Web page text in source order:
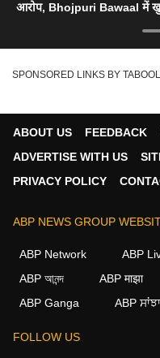
आरोप, Bhojpuri Bawaal में
SPONSORED LINKS BY
ABOUT US FEEDBACK
ADVERTISE WITH US
PRIVACY POLICY
ABP NEWS GROUP
ABP Network ABP
ABP আনন্দ
ABP माझा
ABP Ganga
ABP ਸਾਂਝਾ
FOLLOW US
We use cookies to